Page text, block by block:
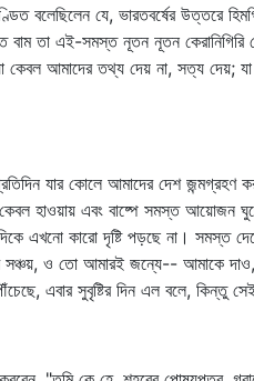
যে, ভারতবর্ষের উত্তরে
বাম তা এই-সমস্ত নূতন নূতন
কেবল আমাদের তথ্য দেয় না, সত্য
যার কোলে আমাদের দেশ
হাওয়ায় এবং বাষ্পে সমস্ত আয়োজন
এখনো কারো দৃষ্টি পড়ছে না। সমস্ত
সঞ্চয়, ও তো আমারই জন্যে-- আমাকে
এবার সুবৃষ্টির দিন এল বলে, কিন্তু